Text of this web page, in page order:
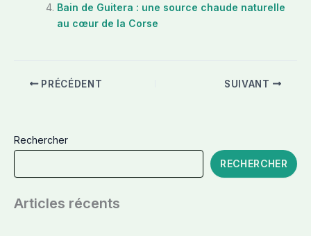
Bain de Guitera : une source chaude naturelle
au cœur de la Corse
PRÉCÉDENT SUIVANT
Rechercher
RECHERCHER
Articles récents